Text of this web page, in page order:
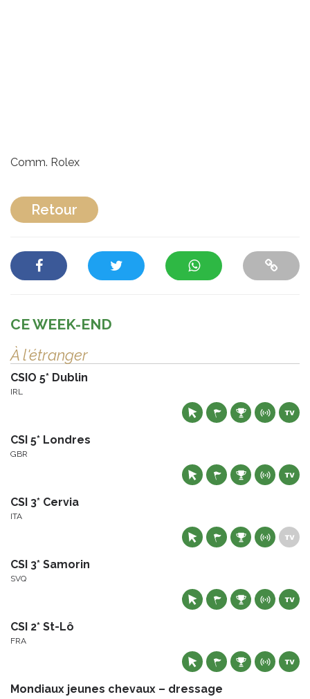
Comm. Rolex
Retour
CE WEEK-END
À l'étranger
CSIO 5* Dublin
IRL
CSI 5* Londres
GBR
CSI 3* Cervia
ITA
CSI 3* Samorin
SVQ
CSI 2* St-Lô
FRA
Mondiaux jeunes chevaux – dressage